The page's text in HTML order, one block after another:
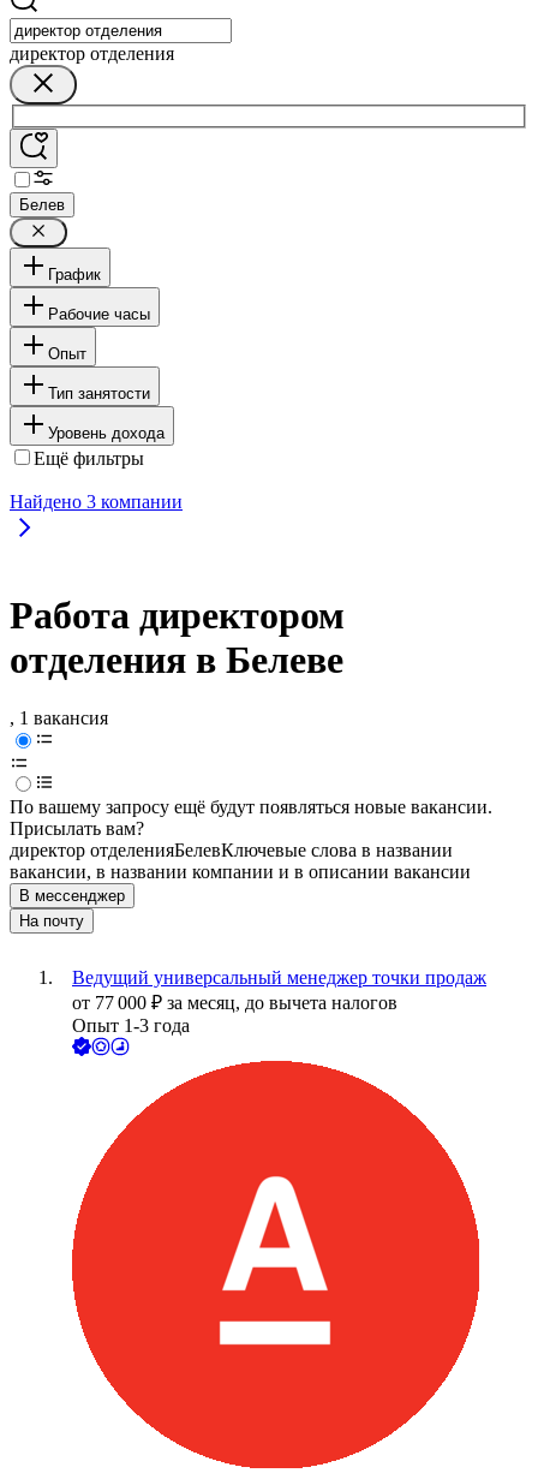
директор отделения
Белев
График
Рабочие часы
Опыт
Тип занятости
Уровень дохода
Ещё фильтры
Найдено 3 компании
Работа директором
отделения в Белеве
, 1 вакансия
По вашему запросу ещё будут появляться новые вакансии.
Присылать вам?
директор отделенияБелевКлючевые слова в названии
вакансии, в названии компании и в описании вакансии
В мессенджер
На почту
Ведущий универсальный менеджер точки продаж
от 77 000 ₽ за месяц, до вычета налогов
Опыт 1-3 года